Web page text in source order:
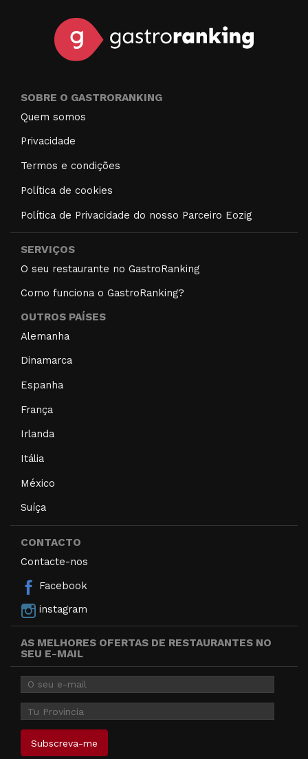
SOBRE O GASTRORANKING
Quem somos
Privacidade
Termos e condições
Política de cookies
Política de Privacidade do nosso Parceiro Eozig
SERVIÇOS
O seu restaurante no GastroRanking
Como funciona o GastroRanking?
OUTROS PAÍSES
Alemanha
Dinamarca
Espanha
França
Irlanda
Itália
México
Suíça
CONTACTO
Contacte-nos
Facebook
instagram
AS MELHORES OFERTAS DE RESTAURANTES NO
SEU E-MAIL